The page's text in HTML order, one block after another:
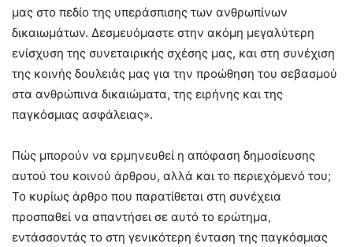
μας στο πεδίο της υπεράσπισης των ανθρωπίνων
δικαιωμάτων. Δεσμευόμαστε στην ακόμη μεγαλύτερη
ενίσχυση της συνεταιρικής σχέσης μας, και στη συνέχιση
της κοινής δουλειάς μας για την προώθηση του σεβασμού
στα ανθρώπινα δικαιώματα, της ειρήνης και της
παγκόσμιας ασφάλειας».
Πώς μπορούν να ερμηνευθεί η απόφαση δημοσίευσης
αυτού του κοινού άρθρου, αλλά και το περιεχόμενό του;
Το κυρίως άρθρο που παρατίθεται στη συνέχεια
προσπαθεί να απαντήσει σε αυτό το ερώτημα,
εντάσσοντάς το στη γενικότερη ένταση της παγκόσμιας